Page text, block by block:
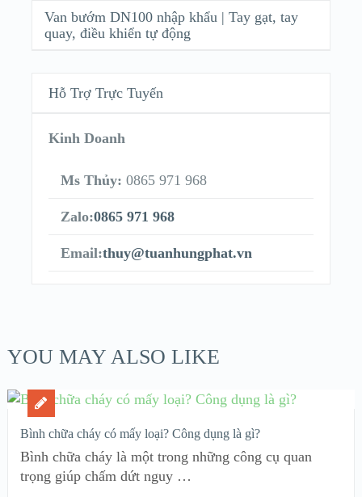
Van bướm DN100 nhập khẩu | Tay gạt, tay
quay, điều khiển tự động
Hỗ Trợ Trực Tuyến
Kinh Doanh
Ms Thủy: 0865 971 968
Zalo:0865 971 968
Email:thuy@tuanhungphat.vn
YOU MAY ALSO LIKE
Bình chữa cháy có mấy loại? Công dụng là gì?
Bình chữa cháy là một trong những công cụ quan
trọng giúp chấm dứt nguy …